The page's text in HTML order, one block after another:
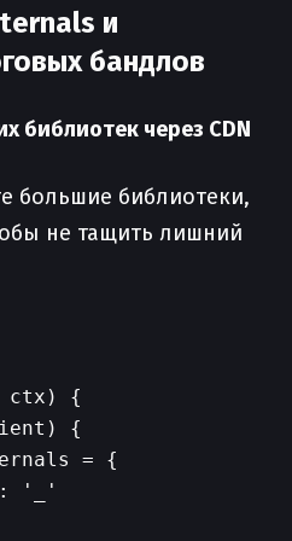
и
бандлов
библиотек через CDN
большие библиотеки,
не тащить лишний
ctx) {
{
= {
'_'